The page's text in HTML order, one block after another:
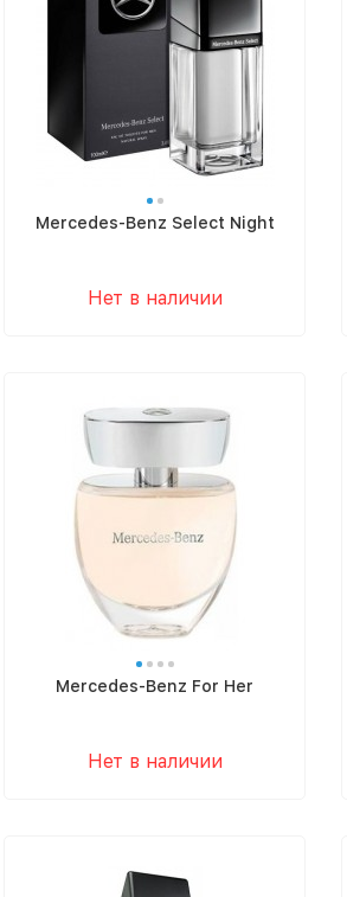
Mercedes-Benz Select Night
Нет в наличии
Mercedes-Benz For Her
Нет в наличии